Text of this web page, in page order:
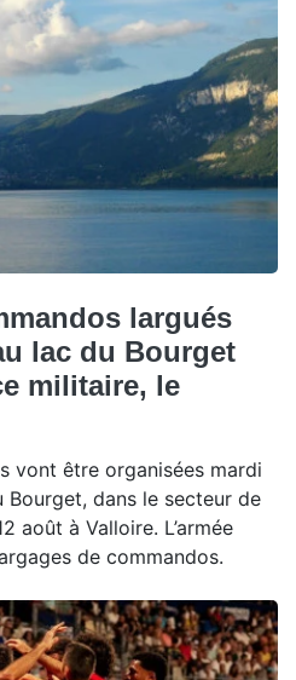
largués
lac du Bourget
militaire, le
vont être organisées mardi
Bourget, dans le secteur de
août à Valloire. L’armée
de commandos.